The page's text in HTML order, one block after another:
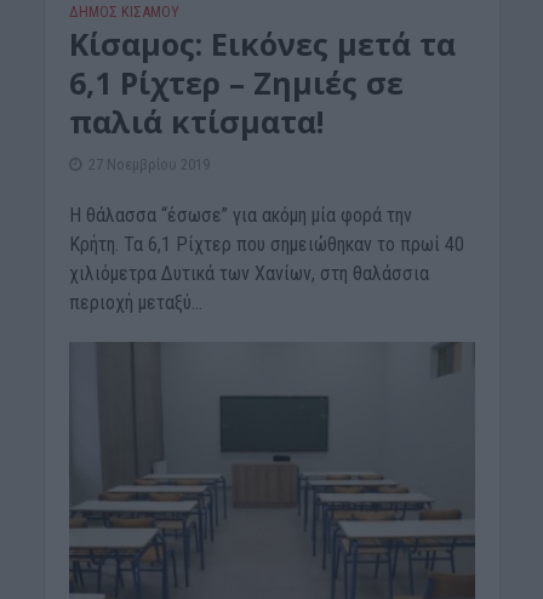
ΔΉΜΟΣ ΚΙΣΆΜΟΥ
Kίσαμος: Εικόνες μετά τα
6,1 Ρίχτερ – Ζημιές σε
παλιά κτίσματα!
27 Νοεμβρίου 2019
Η θάλασσα “έσωσε” για ακόμη μία φορά την
Κρήτη. Τα 6,1 Ρίχτερ που σημειώθηκαν το πρωί 40
χιλιόμετρα Δυτικά των Χανίων, στη θαλάσσια
περιοχή μεταξύ...